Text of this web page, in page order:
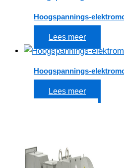
Hoogspannings-
Lees meer
Hoogspannings-
Lees meer